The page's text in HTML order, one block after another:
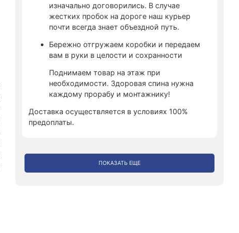
изначально договорились. В случае
жестких пробок на дороге наш курьер
почти всегда знает объездной путь.
Бережно отгружаем коробки и передаем
вам в руки в целости и сохранности
Поднимаем товар на этаж при
необходимости. Здоровая спина нужна
каждому прорабу и монтажнику!
Доставка осуществляется в условиях 100%
предоплаты.
ПОКАЗАТЬ ЕЩЕ